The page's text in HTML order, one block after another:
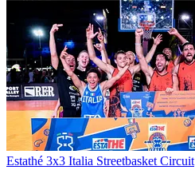
Estathé 3x3 Italia Streetbasket Circuit